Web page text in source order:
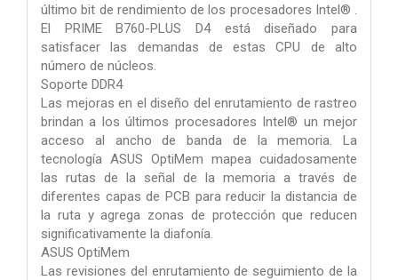
último bit de rendimiento de los procesadores Intel® .
El PRIME B760-PLUS D4 está diseñado para
satisfacer las demandas de estas CPU de alto
número de núcleos.
Soporte DDR4
Las mejoras en el diseño del enrutamiento de rastreo
brindan a los últimos procesadores Intel® un mejor
acceso al ancho de banda de la memoria. La
tecnología ASUS OptiMem mapea cuidadosamente
las rutas de la señal de la memoria a través de
diferentes capas de PCB para reducir la distancia de
la ruta y agrega zonas de protección que reducen
significativamente la diafonía.
ASUS OptiMem
Las revisiones del enrutamiento de seguimiento de la